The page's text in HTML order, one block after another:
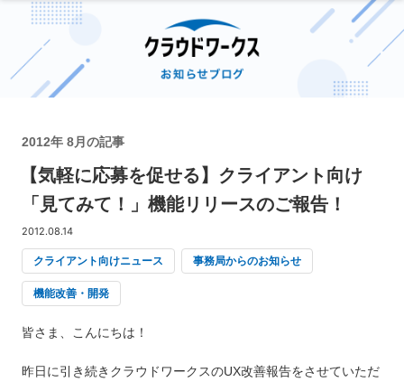
2012年 8月の記事
【気軽に応募を促せる】クライアント向け
「見てみて！」機能リリースのご報告！
2012.08.14
クライアント向けニュース 事務局からのお知らせ
機能改善・開発
皆さま、こんにちは！
昨日に引き続きクラウドワークスのUX改善報告をさせていただ